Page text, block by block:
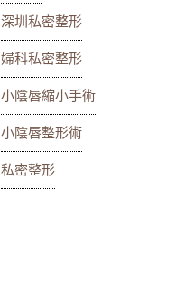
深圳私密整形
婦科私密整形
小陰唇縮小手術
小陰唇整形術
私密整形